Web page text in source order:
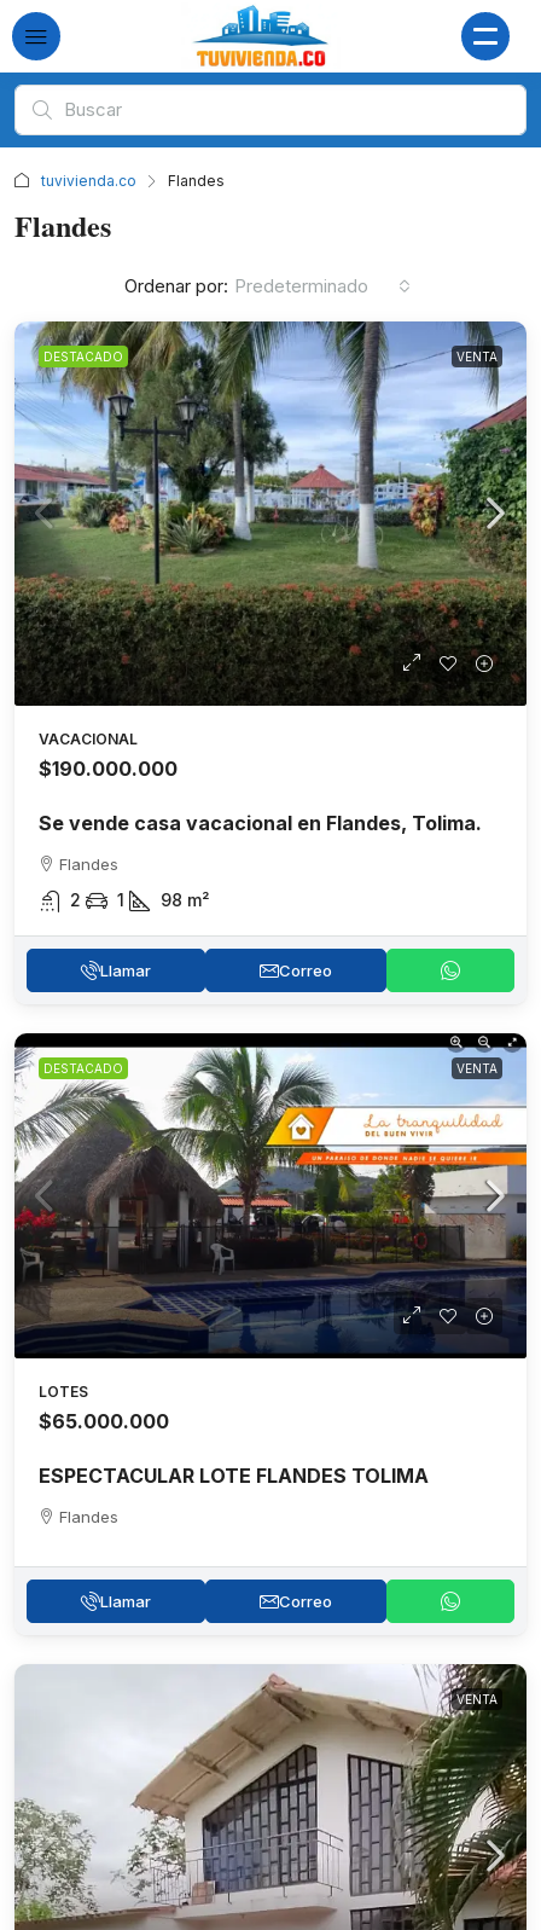
tuvivienda.co Flandes
Flandes
Ordenar por: Predeterminado
DESTACADO VENTA
VACACIONAL
$190.000.000
Se vende casa vacacional en Flandes, Tolima.
Flandes
2 1 98 m²
Llamar Correo
DESTACADO VENTA
LOTES
$65.000.000
ESPECTACULAR LOTE FLANDES TOLIMA
Flandes
Llamar Correo
VENTA